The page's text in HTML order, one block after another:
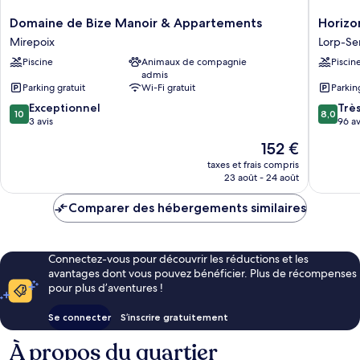
Domaine
de
Bize
Manoir
Appartements
Mirepoix
Domaine de Bize Manoir & Appartements
Mirepoix
Piscine
Animaux de compagnie
admis
Parking gratuit
Wi-Fi gratuit
10.0
sur
10 Exceptionnel
3 avis
Le
nouveau
prix
de
152 €
taxes et frais compris
23 août - 24 août
Horizon
117
Lorp-
Lorp-
8.0
sur
8,0
96
Comparer des hébergements similaires
Connectez-vous pour découvrir les réductions et les
avantages dont vous pouvez bénéficier. Plus de récompenses
pour plus d’aventures !
Se connecter S’inscrire gratuitement
À propos du quartier